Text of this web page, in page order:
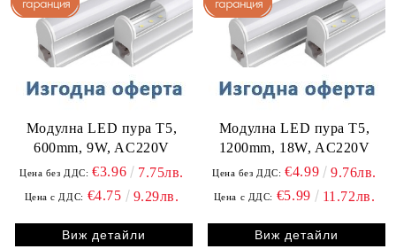
Модулна LED пура T5,
600mm, 9W, AC220V
Цена без ДДС: €3.96 7.75лв.
Цена с ДДС: €4.75 9.29лв.
Виж детайли
Модулна LED пура T5,
1200mm, 18W, AC220V
Цена без ДДС: €4.99 9.76лв.
Цена с ДДС: €5.99 11.72лв.
Виж детайли